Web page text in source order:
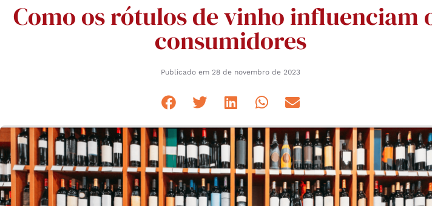
> Como os rótulos de vinho influenciam os consumidores
Como os rótulos de vinho influenciam os
consumidores
Publicado em 28 de novembro de 2023